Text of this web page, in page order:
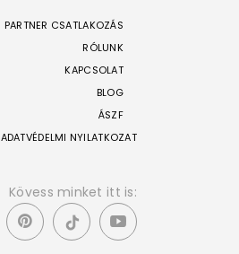
PARTNER CSATLAKOZÁS
RÓLUNK
KAPCSOLAT
BLOG
ÁSZF
ADATVÉDELMI NYILATKOZAT
Kövess minket itt is: